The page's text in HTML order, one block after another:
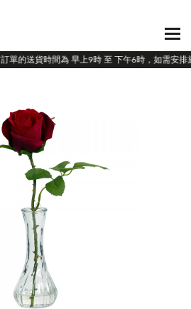
的送貨時間為 早上9時 至 下午6時，如需安排